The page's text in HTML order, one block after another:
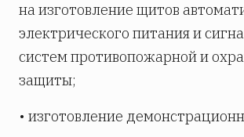
на изготовление щитов
электрического питания и
систем противопожарной и
защиты;
• изготовление